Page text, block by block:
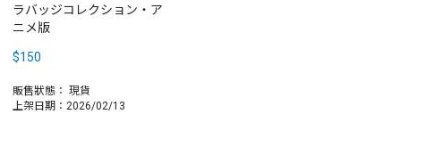
ラバッジコレクション・ア
ニメ版
$150
販售狀態： 現貨
上架日期：2026/02/13